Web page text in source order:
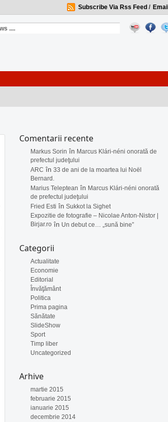
Subscribe Via Rss Feed / Email
Comentarii recente
Markus Sorin în Marcus Klári-néni onorată de
prefectul judeţului
ARC în 33 de ani de la moartea lui Noël
Bernard.
Marius Teleptean în Marcus Klári-néni onorată
de prefectul judeţului
Fried Esti în Sukkot la Sighet
Expozitie de fotografie – Nicolae Anton-Nistor |
Birjar.ro în Un debut ce… „sună bine”
Categorii
Actualitate
Economie
Editorial
Învăţământ
Politica
Prima pagina
Sănătate
SlideShow
Sport
Timp liber
Uncategorized
Arhive
martie 2015
februarie 2015
ianuarie 2015
decembrie 2014